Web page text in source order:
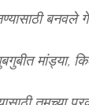
बनवले
मांड्या,